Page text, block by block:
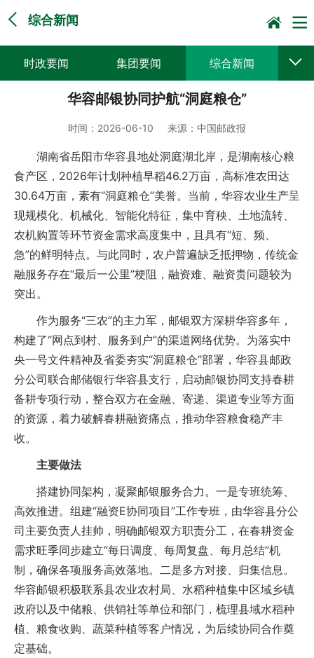
综合新闻
时政要闻 集团要闻 综合新闻
媒体聚焦 党建动态 普遍服务
科技创新 企业文化 一线风采
集邮报道
华容邮银协同护航“洞庭粮仓”
时间： 2026-06-10 来源： 中国邮政报
湖南省岳阳市华容县地处洞庭湖北岸，是湖南核心粮
食产区，2026年计划种植早稻46.2万亩，高标准农田达
30.64万亩，素有“洞庭粮仓”美誉。当前，华容农业生产呈
现规模化、机械化、智能化特征，集中育秧、土地流转、
农机购置等环节资金需求高度集中，且具有“短、频、
急”的鲜明特点。与此同时，农户普遍缺乏抵押物，传统金
融服务存在“最后一公里”梗阻，融资难、融资贵问题较为
突出。
作为服务“三农”的主力军，邮银双方深耕华容多年，
构建了“网点到村、服务到户”的渠道网络优势。为落实中
央一号文件精神及省委夯实“洞庭粮仓”部署，华容县邮政
分公司联合邮储银行华容县支行，启动邮银协同支持春耕
备耕专项行动，整合双方在金融、寄递、渠道专业等方面
的资源，着力破解春耕融资痛点，推动华容粮食稳产丰
收。
主要做法
搭建协同架构，凝聚邮银服务合力。一是专班统筹、
高效推进。组建“融资E协同项目”工作专班，由华容县分公
司主要负责人挂帅，明确邮银双方职责分工，在春耕资金
需求旺季同步建立“每日调度、每周复盘、每月总结”机
制，确保各项服务高效落地。二是多方对接、归集信息。
华容邮银积极联系县农业农村局、水稻种植集中区域乡镇
政府以及中储粮、供销社等单位和部门，梳理县域水稻种
植、粮食收购、蔬菜种植等客户情况，为后续协同合作奠
定基础。